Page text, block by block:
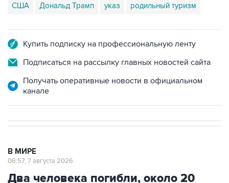
США Дональд Трамп указ родильный туризм
Купить подписку на профессиональную ленту
Подписаться на рассылку главных новостей сайта
Получать оперативные новости в официальном
канале
В МИРЕ
06:57, 7 августа 2026
Два человека погибли, около 20